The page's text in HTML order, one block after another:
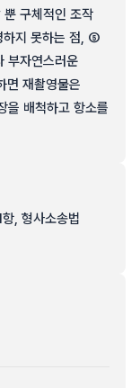
뿐 구체적인 조작
하지 못하는 점, ⑤
부자연스러운
면 재촬영물은
을 배척하고 항소를
, 형사소송법